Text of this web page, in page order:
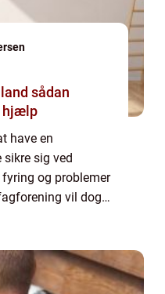
hjælp
have en
sig ved
og problemer
vil dog